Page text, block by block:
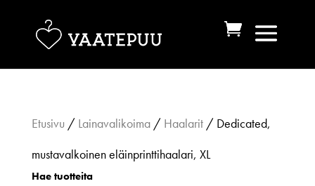
Etusivu / Lainavalikoima/ Haalarit/ Dedicated,
mustavalkoinen eläinprinttihaalari, XL
Hae tuotteita